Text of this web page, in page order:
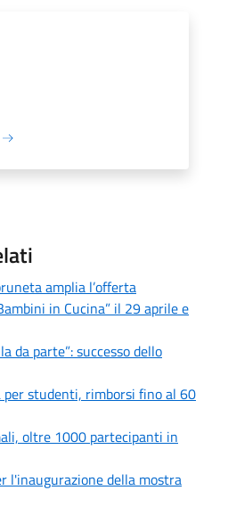
amplia l’offerta
in Cucina” il 29 aprile e
da parte”: successo dello
per studenti, rimborsi fino al 60
oltre 1000 partecipanti in
l'inaugurazione della mostra